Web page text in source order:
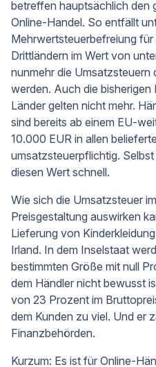
betreffen hauptsächlich den
Online-Handel. So entfällt
Mehrwertsteuerbefreiung
Drittländern im Wert von
nunmehr die Umsatzsteuern
werden. Auch die
Länder gelten nicht mehr.
sind bereits ab einem EU-
10.000 EUR in allen
umsatzsteuerpflichtig.
diesen Wert schnell.
Wie sich die Umsatzsteuer
Preisgestaltung auswirken
Lieferung von
Irland. In dem Inselstaat
bestimmten Größe mit null
dem Händler nicht bewusst
von 23 Prozent im
dem Kunden zu viel. Und er
Finanzbehörden.
Kurzum: Es ist für Online-